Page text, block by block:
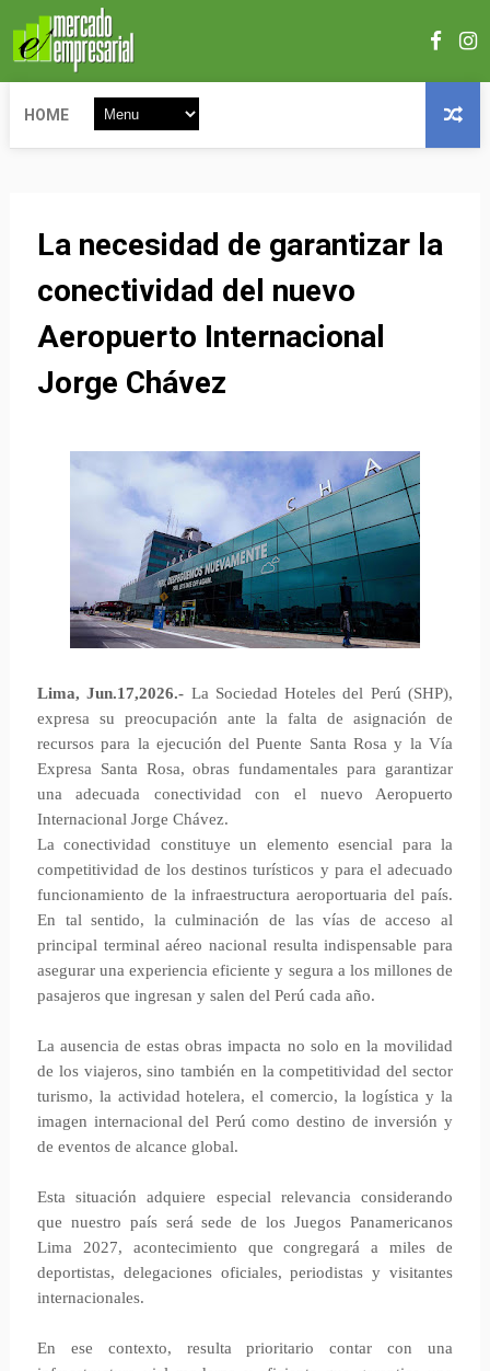
HOME
La necesidad de garantizar la
conectividad del nuevo
Aeropuerto Internacional
Jorge Chávez
Lima, Jun.17,2026.- La Sociedad Hoteles del Perú (SHP),
expresa su preocupación ante la falta de asignación de
recursos para la ejecución del Puente Santa Rosa y la Vía
Expresa Santa Rosa, obras fundamentales para garantizar
una adecuada conectividad con el nuevo Aeropuerto
Internacional Jorge Chávez.
La conectividad constituye un elemento esencial para la
competitividad de los destinos turísticos y para el adecuado
funcionamiento de la infraestructura aeroportuaria del país.
En tal sentido, la culminación de las vías de acceso al
principal terminal aéreo nacional resulta indispensable para
asegurar una experiencia eficiente y segura a los millones de
pasajeros que ingresan y salen del Perú cada año.
La ausencia de estas obras impacta no solo en la movilidad
de los viajeros, sino también en la competitividad del sector
turismo, la actividad hotelera, el comercio, la logística y la
imagen internacional del Perú como destino de inversión y
de eventos de alcance global.
Esta situación adquiere especial relevancia considerando
que nuestro país será sede de los Juegos Panamericanos
Lima 2027, acontecimiento que congregará a miles de
deportistas, delegaciones oficiales, periodistas y visitantes
internacionales.
En ese contexto, resulta prioritario contar con una